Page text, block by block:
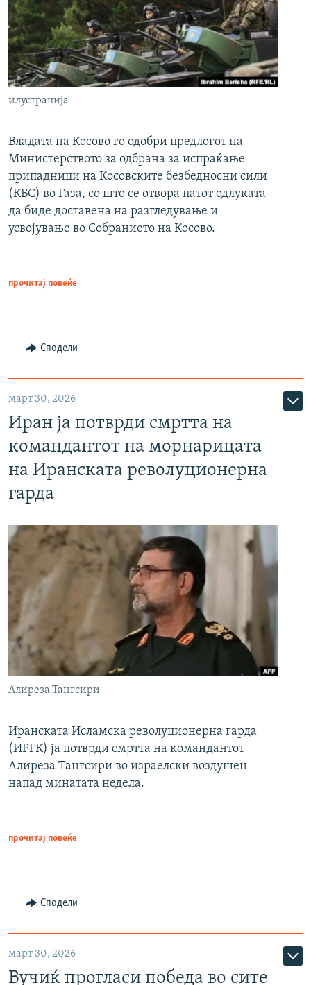
илустрација
Владата на Косово го одобри предлогот на
Министерството за одбрана за испраќање
припадници на Косовските безбедносни сили
(КБС) во Газа, со што се отвора патот одлуката
да биде доставена на разгледување и
усвојување во Собранието на Косово.
прочитај повеќе
Сподели
март 30, 2026
Иран ја потврди смртта на
командантот на морнарицата
на Иранската револуционерна
гарда
Алиреза Тангсири
Иранската Исламска револуционерна гарда
(ИРГК) ја потврди смртта на командантот
Алиреза Тангсири во израелски воздушен
напад минатата недела.
прочитај повеќе
Сподели
март 30, 2026
Вучиќ прогласи победа во сите